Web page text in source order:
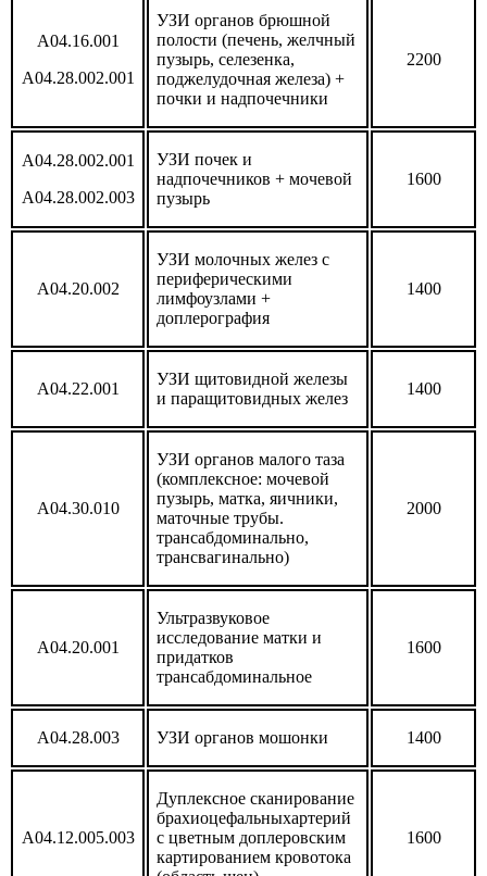
А04.16.001
А04.28.002.001
УЗИ органов брюшной
полости (печень, желчный
пузырь, селезенка,
поджелудочная железа) +
почки и надпочечники
2200
А04.28.002.001
А04.28.002.003
УЗИ почек и
надпочечников + мочевой
пузырь
1600
А04.20.002
УЗИ молочных желез с
периферическими
лимфоузлами +
доплерография
1400
А04.22.001
УЗИ щитовидной железы
и паращитовидных желез
1400
А04.30.010
УЗИ органов малого таза
(комплексное: мочевой
пузырь, матка, яичники,
маточные трубы.
трансабдоминально,
трансвагинально)
2000
А04.20.001
Ультразвуковое
исследование матки и
придатков
трансабдоминальное
1600
А04.28.003 УЗИ органов мошонки 1400
А04.12.005.003
Дуплексное сканирование
брахиоцефальныхартерий
с цветным доплеровским
картированием кровотока
1600